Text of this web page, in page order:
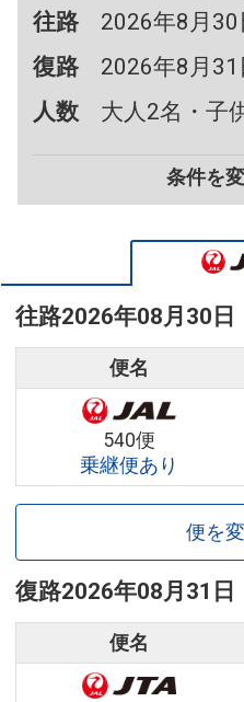
往路
2026年8月
復路
2026年8月
人数
大人2名・子
条件を
往路2026年08月30日
便名
540便
乗継便あり
便を
復路2026年08月31日
便名